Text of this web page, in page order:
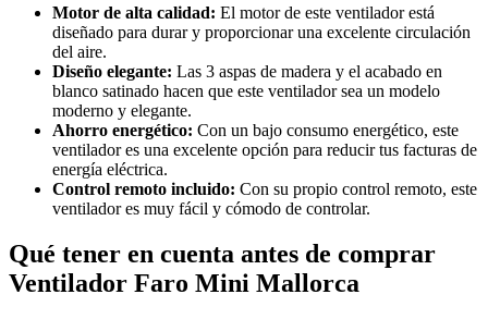
Motor de alta calidad: El motor de este ventilador está
diseñado para durar y proporcionar una excelente circulación
del aire.
Diseño elegante: Las 3 aspas de madera y el acabado en
blanco satinado hacen que este ventilador sea un modelo
moderno y elegante.
Ahorro energético: Con un bajo consumo energético, este
ventilador es una excelente opción para reducir tus facturas de
energía eléctrica.
Control remoto incluido: Con su propio control remoto, este
ventilador es muy fácil y cómodo de controlar.
Qué tener en cuenta antes de comprar
Ventilador Faro Mini Mallorca